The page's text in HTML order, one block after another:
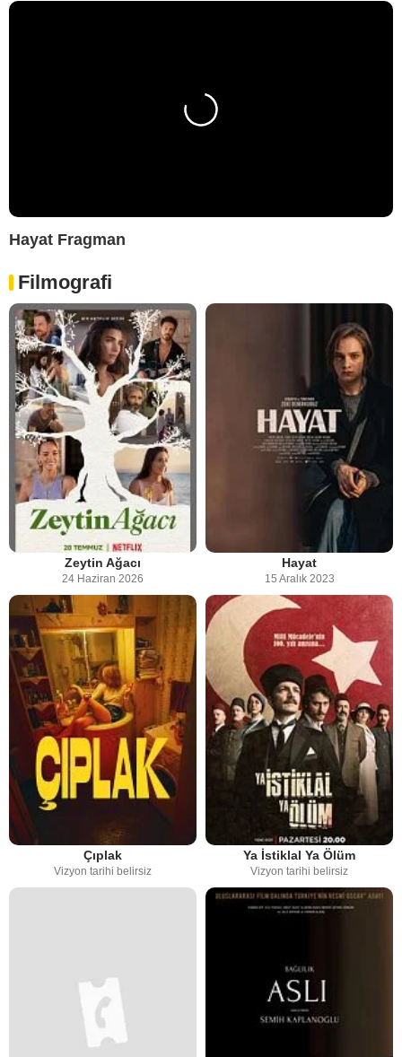
Hayat Fragman
Filmografi
Zeytin Ağacı
24 Haziran 2026
Hayat
15 Aralık 2023
Çıplak
Vizyon tarihi belirsiz
Ya İstiklal Ya Ölüm
Vizyon tarihi belirsiz